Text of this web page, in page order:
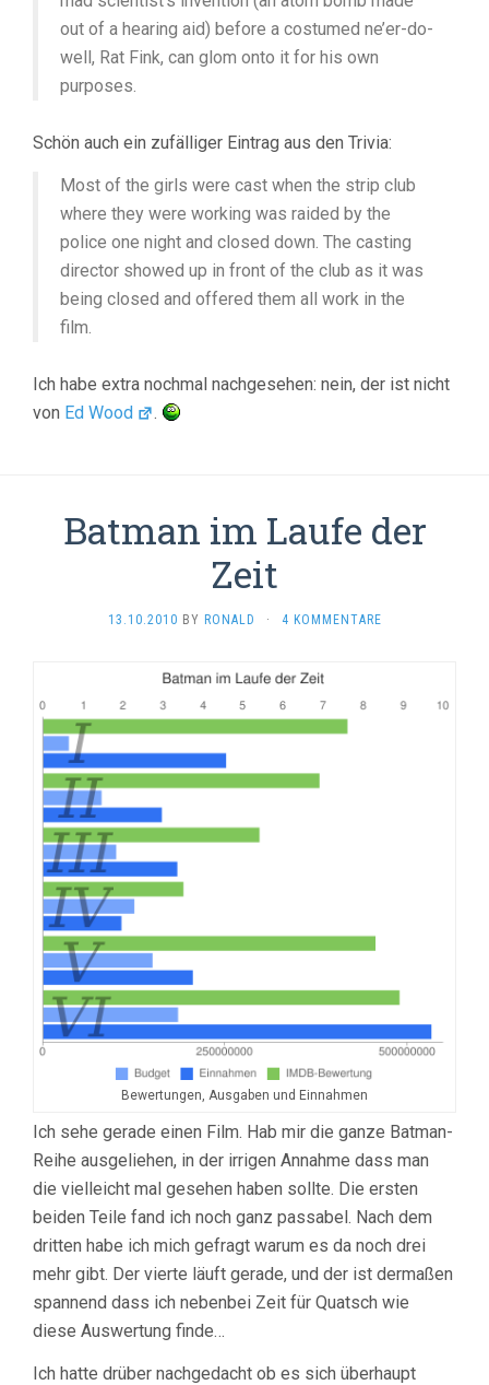
out of a hearing aid) before a costumed ne’er-do-
well, Rat Fink, can glom onto it for his own
purposes.
Schön auch ein zufälliger Eintrag aus den Trivia:
Most of the girls were cast when the strip club
where they were working was raided by the
police one night and closed down. The casting
director showed up in front of the club as it was
being closed and offered them all work in the
film.
Ich habe extra nochmal nachgesehen: nein, der ist nicht
von Ed Wood .
Batman im Laufe der
Zeit
13.10.2010 BY RONALD · 4 KOMMENTARE
Bewertungen, Ausgaben und Einnahmen
Ich sehe gerade einen Film. Hab mir die ganze Batman-
Reihe ausgeliehen, in der irrigen Annahme dass man
die vielleicht mal gesehen haben sollte. Die ersten
beiden Teile fand ich noch ganz passabel. Nach dem
dritten habe ich mich gefragt warum es da noch drei
mehr gibt. Der vierte läuft gerade, und der ist dermaßen
spannend dass ich nebenbei Zeit für Quatsch wie
diese Auswertung finde…
Ich hatte drüber nachgedacht ob es sich überhaupt